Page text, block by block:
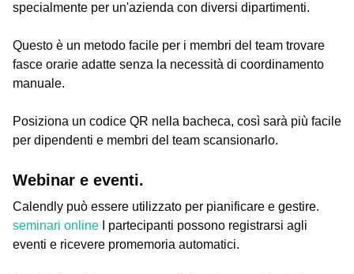
specialmente per un'azienda con diversi dipartimenti.
Questo è un metodo facile per i membri del team trovare
fasce orarie adatte senza la necessità di coordinamento
manuale.
Posiziona un codice QR nella bacheca, così sarà più facile
per dipendenti e membri del team scansionarlo.
Webinar e eventi.
Calendly può essere utilizzato per pianificare e gestire.
seminari online I partecipanti possono registrarsi agli
eventi e ricevere promemoria automatici.